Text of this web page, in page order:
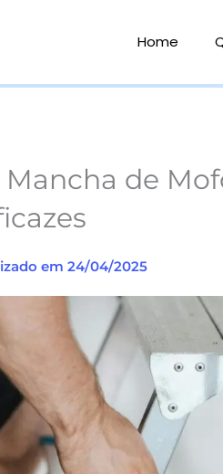
Home
de
em 24/04/2025